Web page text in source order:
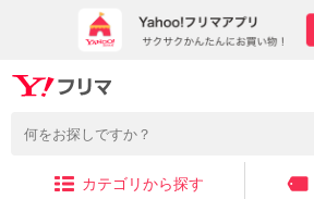
カテゴリから探す